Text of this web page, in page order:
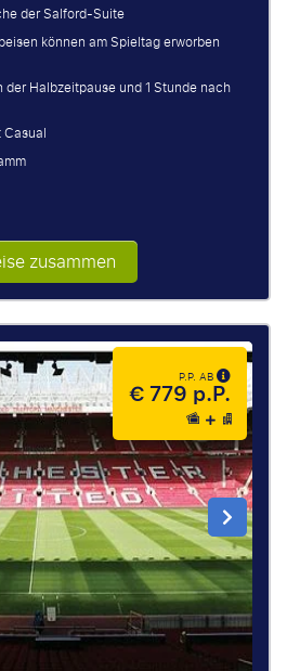
der Salford-Suite
können am Spieltag erworben
der Halbzeitpause und 1 Stunde nach
zusammen
P.P. AB
€ 779 p.P.